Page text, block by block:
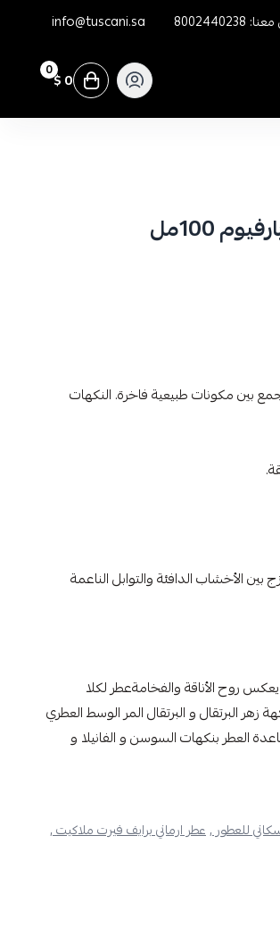
8002440238
info@tuscani.sa
0 0 $
100مل
بين مكونات طبيعية فاخرة. النكهات
بين الأخشاب الدافئة والتوابل الناعمة
روح الأناقة والفخامةعطر لكلا
زهر البرتقال و البرتقال المر الوسط العطري
العطر بنكهات السوسن و الفانيلا و
للعطور ,عطر ارماني برايف فيرت ملاكيت ,